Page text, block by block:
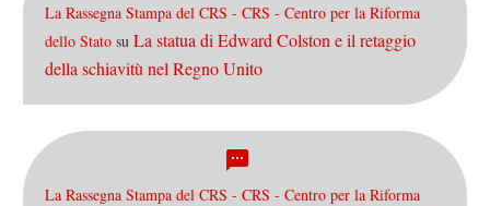
La Rassegna Stampa del CRS - CRS - Centro per la Riforma
dello Stato su La statua di Edward Colston e il retaggio
della schiavitù nel Regno Unito
La Rassegna Stampa del CRS - CRS - Centro per la Riforma